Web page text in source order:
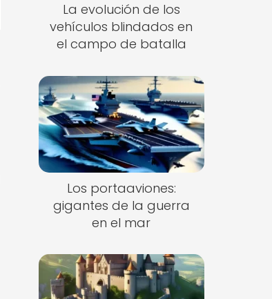
La evolución de los
vehículos blindados en
el campo de batalla
Los portaaviones:
gigantes de la guerra
en el mar